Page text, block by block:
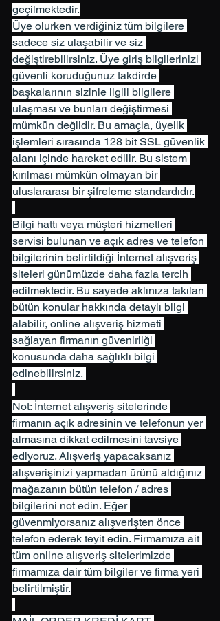
geçilmektedir.
Üye olurken verdiğiniz tüm bilgilere
sadece siz ulaşabilir ve siz
değiştirebilirsiniz. Üye giriş bilgilerinizi
güvenli koruduğunuz takdirde
başkalarının sizinle ilgili bilgilere
ulaşması ve bunları değiştirmesi
mümkün değildir. Bu amaçla, üyelik
işlemleri sırasında 128 bit SSL güvenlik
alanı içinde hareket edilir. Bu sistem
kırılması mümkün olmayan bir
uluslararası bir şifreleme standardıdır.
Bilgi hattı veya müşteri hizmetleri
servisi bulunan ve açık adres ve telefon
bilgilerinin belirtildiği İnternet alışveriş
siteleri günümüzde daha fazla tercih
edilmektedir. Bu sayede aklınıza takılan
bütün konular hakkında detaylı bilgi
alabilir, online alışveriş hizmeti
sağlayan firmanın güvenirliği
konusunda daha sağlıklı bilgi
edinebilirsiniz.
Not: İnternet alışveriş sitelerinde
firmanın açık adresinin ve telefonun yer
almasına dikkat edilmesini tavsiye
ediyoruz. Alışveriş yapacaksanız
alışverişinizi yapmadan ürünü aldığınız
mağazanın bütün telefon / adres
bilgilerini not edin. Eğer
güvenmiyorsanız alışverişten önce
telefon ederek teyit edin. Firmamıza ait
tüm online alışveriş sitelerimizde
firmamıza dair tüm bilgiler ve firma yeri
belirtilmiştir.